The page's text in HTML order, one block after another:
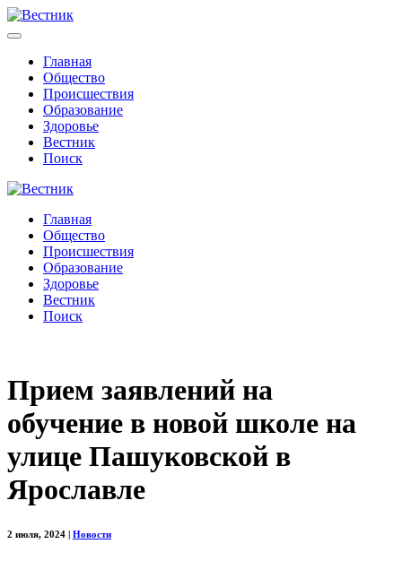
Главная
Общество
Происшествия
Образование
Здоровье
Вестник
Поиск
Главная
Общество
Происшествия
Образование
Здоровье
Вестник
Поиск
Прием заявлений на
обучение в новой школе на
улице Пашуковской в
Ярославле
2 июля, 2024 Новости